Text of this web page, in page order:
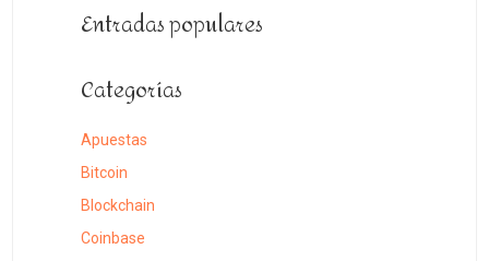
Entradas populares
Categorías
Apuestas
Bitcoin
Blockchain
Coinbase